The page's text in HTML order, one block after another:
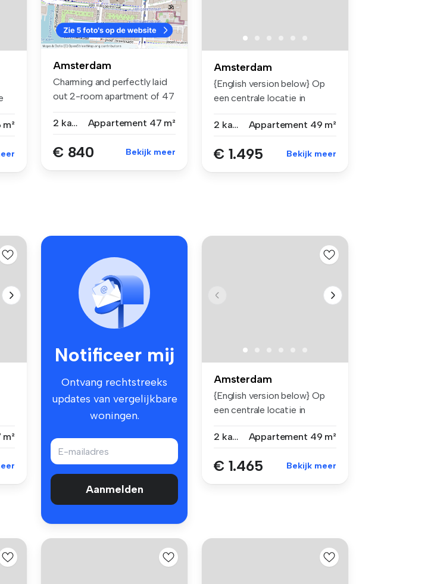
m²
Amsterdam
Charming and perfectly laid
out 2-room apartment of 47
2 kamers
Appartement 47 m²
€ 840 Bekijk meer
Amsterdam
{English version below} Op
een centrale locatie in
2 kamers
Appartement 49 m²
€ 1.495 Bekijk meer
Notificeer mij
Ontvang rechtstreeks
updates van vergelijkbare
woningen.
Aanmelden
Amsterdam
{English version below} Op
een centrale locatie in
2 kamers
Appartement 49 m²
€ 1.465 Bekijk meer